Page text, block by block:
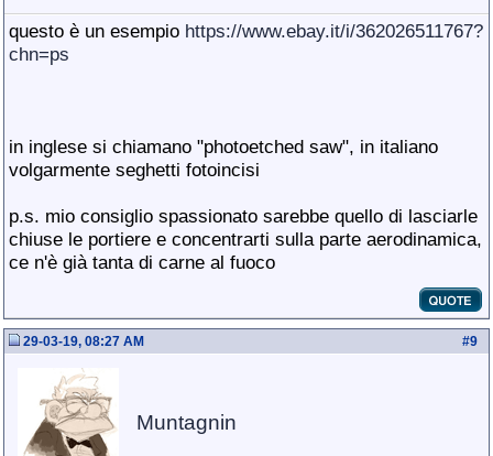
questo è un esempio https://www.ebay.it/i/362026511767?
chn=ps
in inglese si chiamano "photoetched saw", in italiano
volgarmente seghetti fotoincisi
p.s. mio consiglio spassionato sarebbe quello di lasciarle
chiuse le portiere e concentrarti sulla parte aerodinamica,
ce n'è già tanta di carne al fuoco
#9
29-03-19, 08:27 AM
Muntagnin